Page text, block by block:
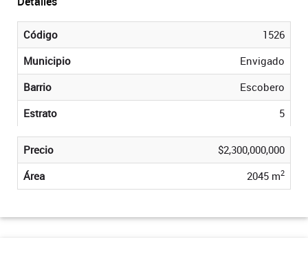
Código
1526
Municipio
Envigado
Barrio
Escobero
Estrato
5
Precio
$2,300,000,000
Área
2045 m2